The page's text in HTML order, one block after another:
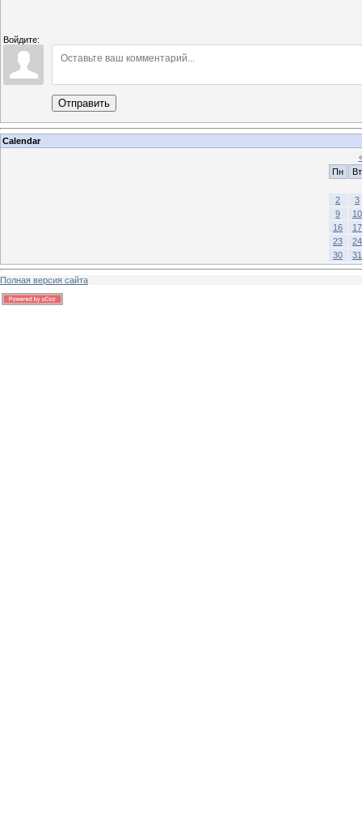
Войдите:
Отправить
Calendar
Пн
Вт
2
3
9
10
16
17
23
24
30
31
Полная версия сайта